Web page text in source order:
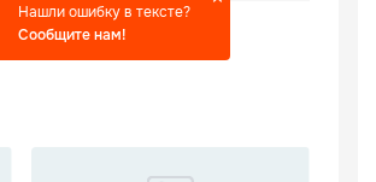
Нашли ошибку в тексте?
Сообщите нам!